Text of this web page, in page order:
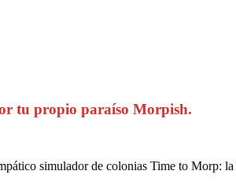
tu propio paraíso Morpish.
simulador de colonias Time to Morp: